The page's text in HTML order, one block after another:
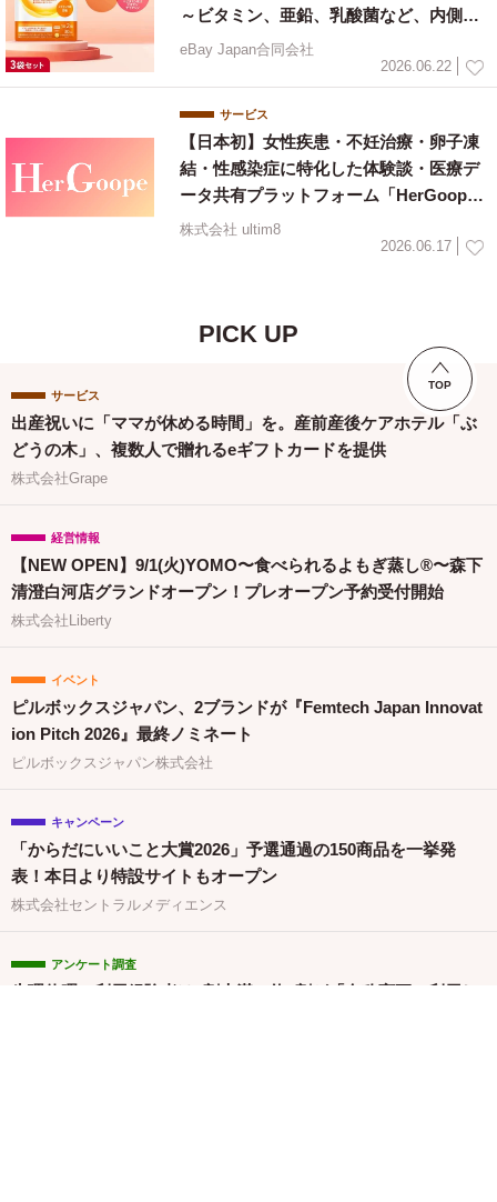
～ビタミン、亜鉛、乳酸菌など、内側か
ら整えるインナーケア特集～
eBay Japan合同会社
2026.06.22
サービス
【日本初】女性疾患・不妊治療・卵子凍
結・性感染症に特化した体験談・医療デ
ータ共有プラットフォーム「HerGoop
e」が正式ローンチ
株式会社 ultim8
2026.06.17
PICK UP
サービス
出産祝いに「ママが休める時間」を。産前産後ケアホテル「ぶ
どうの木」、複数人で贈れるeギフトカードを提供
株式会社Grape
経営情報
【NEW OPEN】9/1(火)YOMO〜食べられるよもぎ蒸し®〜森下
清澄白河店グランドオープン！プレオープン予約受付開始
株式会社Liberty
イベント
ピルボックスジャパン、2ブランドが『Femtech Japan Innovat
ion Pitch 2026』最終ノミネート
ピルボックスジャパン株式会社
キャンペーン
「からだにいいこと大賞2026」予選通過の150商品を一挙発
表！本日より特設サイトもオープン
株式会社セントラルメディエンス
アンケート調査
生理休暇の利用経験者は1割未満！約6割が「名称変更で利用し
TOP